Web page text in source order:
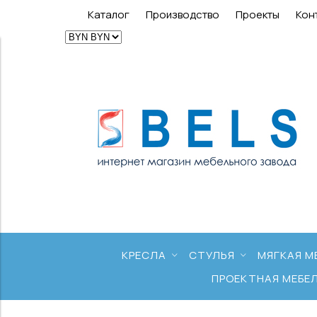
Каталог Производство Проекты
КРЕСЛА СТУЛЬЯ МЯГКАЯ
ПРОЕКТНАЯ